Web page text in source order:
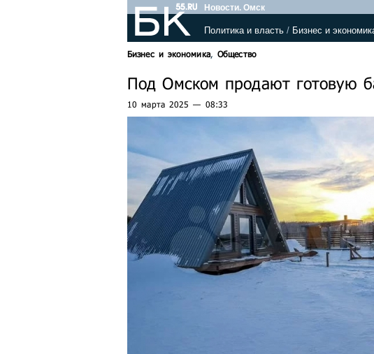
Новости. Омск
Политика и власть / Бизнес и
Бизнес и экономика,Общество
Под Омском продают готовую
10 марта 2025 — 08:33